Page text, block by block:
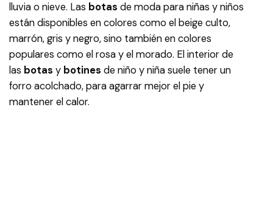
lluvia o nieve. Las botas de moda para niñas y niños
están disponibles en colores como el beige culto,
marrón, gris y negro, sino también en colores
populares como el rosa y el morado. El interior de
las botas y botines de niño y niña suele tener un
forro acolchado, para agarrar mejor el pie y
mantener el calor.